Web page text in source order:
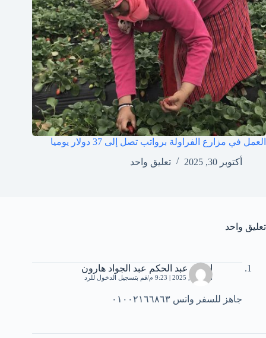
العمل في مزارع الفراولة برواتب تصل إلى 37 دولار يوميا
أكتوبر 30, 2025
تعليق واحد
تعليق واحد
اسلام عبد الحكم عبد الجواد هارون
أبريل 19, 2025 | 9:23 م قم بتسجيل الدخول للرد
جاهز للسفر واتس ٠١٠٠٢١٦٦٨٦٣